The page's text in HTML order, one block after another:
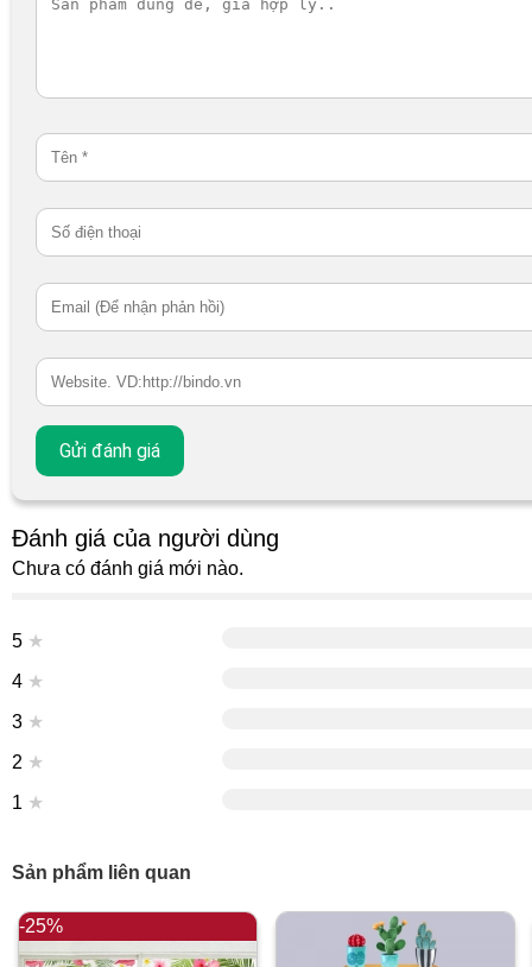
Đánh giá của người dùng
Chưa có đánh giá mới nào.
5 ★
4 ★
3 ★
2 ★
1 ★
Sản phẩm liên quan
-25%